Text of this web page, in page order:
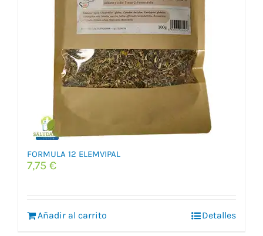
FORMULA 12 ELEMVIPAL
7,75 €
Añadir al carrito Detalles